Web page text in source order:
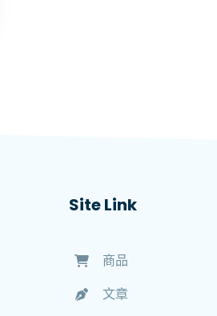
Site Link
商品
文章